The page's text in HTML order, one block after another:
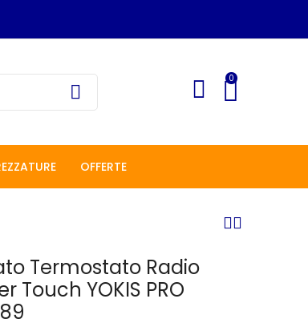
0
OFFERTE
Termostato Radio
Touch YOKIS PRO